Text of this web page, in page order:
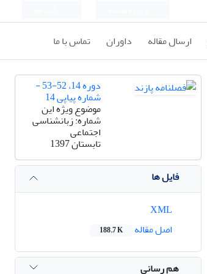
ارسال مقاله داوران تماس با ما
دوره 14، 52-53 -
شماره پیاپی 14
موضوع ویژه این
شماره: زبانشناسی
اجتماعی
تابستان 1397
فایل ها
اصل مقاله
188.7 K
هم رسانی